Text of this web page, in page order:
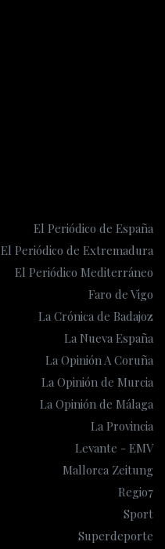
El Periódico de España
El Periódico de Extremadura
El Periódico Mediterráneo
Faro de Vigo
La Crónica de Badajoz
La Nueva España
La Opinión A Coruña
La Opinión de Murcia
La Opinión de Málaga
La Provincia
Levante - EMV
Mallorca Zeitung
Regio7
Sport
Superdeporte